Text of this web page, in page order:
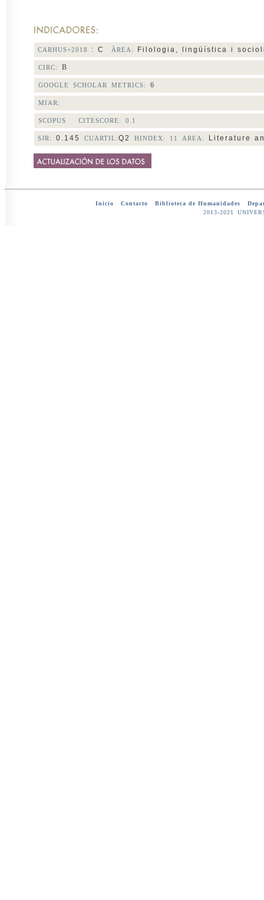
CARHUS+2018 : C ÀREA: Filologia, lingüística i
CIRC: B
GOOGLE SCHOLAR METRICS: 6
MIAR:
SCOPUS CITESCORE: 0.1
SJR: 0.145 CUARTIL:Q2 HINDEX: 11 AREA: Literature
Inicio Contacto Biblioteca de Humanidades
2013-2021